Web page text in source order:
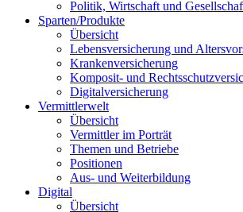
Politik, Wirtschaft und
Sparten/Produkte
Übersicht
Lebensversicherung und
Krankenversicherung
Komposit- und
Digitalversicherung
Vermittlerwelt
Übersicht
Vermittler im Porträt
Themen und Betriebe
Positionen
Aus- und Weiterbildung
Digital
Übersicht